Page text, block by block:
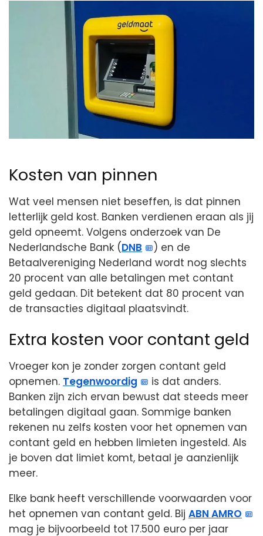
Kosten van pinnen
Wat veel mensen niet beseffen, is dat pinnen
letterlijk geld kost. Banken verdienen eraan als jij
geld opneemt. Volgens onderzoek van De
Nederlandsche Bank (DNB
) en de
Betaalvereniging Nederland wordt nog slechts
20 procent van alle betalingen met contant
geld gedaan. Dit betekent dat 80 procent van
de transacties digitaal plaatsvindt.
Extra kosten voor contant geld
Vroeger kon je zonder zorgen contant geld
opnemen. Tegenwoordig
is dat anders.
Banken zijn zich ervan bewust dat steeds meer
betalingen digitaal gaan. Sommige banken
rekenen nu zelfs kosten voor het opnemen van
contant geld en hebben limieten ingesteld. Als
je boven dat limiet komt, betaal je aanzienlijk
meer.
Elke bank heeft verschillende voorwaarden voor
het opnemen van contant geld. Bij ABN AMRO
mag je bijvoorbeeld tot 17.500 euro per jaar